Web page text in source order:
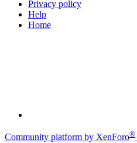
Privacy policy
Help
Home
Community platform by XenForo®